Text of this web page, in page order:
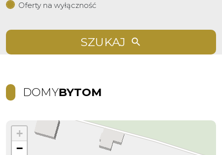
Oferty na wyłączność
SZUKAJ
DOMYBYTOM
+
−